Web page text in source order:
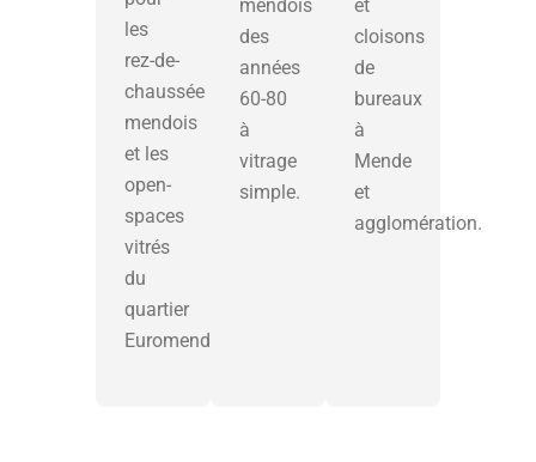
les
rez-de-
chaussée
mendois
et les
open-
spaces
vitrés
du
quartier
Euromende.
mendois
des
années
60-80
à
vitrage
simple.
et
cloisons
de
bureaux
à
Mende
et
agglomération.